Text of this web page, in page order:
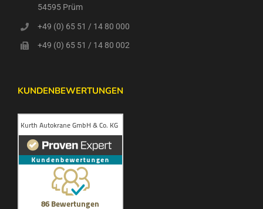
54595 Prüm
+49 (0) 65 51 / 14 80 000
+49 (0) 65 51 / 14 80 002
KUNDENBEWERTUNGEN